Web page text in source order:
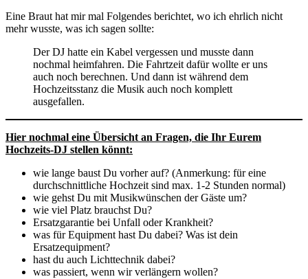
Eine Braut hat mir mal Folgendes berichtet, wo ich ehrlich nicht
mehr wusste, was ich sagen sollte:
Der DJ hatte ein Kabel vergessen und musste dann
nochmal heimfahren. Die Fahrtzeit dafür wollte er uns
auch noch berechnen. Und dann ist während dem
Hochzeitsstanz die Musik auch noch komplett
ausgefallen.
Hier nochmal eine Übersicht an Fragen, die Ihr Eurem
Hochzeits-DJ stellen könnt:
wie lange baust Du vorher auf? (Anmerkung: für eine
durchschnittliche Hochzeit sind max. 1-2 Stunden normal)
wie gehst Du mit Musikwünschen der Gäste um?
wie viel Platz brauchst Du?
Ersatzgarantie bei Unfall oder Krankheit?
was für Equipment hast Du dabei? Was ist dein
Ersatzequipment?
hast du auch Lichttechnik dabei?
was passiert, wenn wir verlängern wollen?